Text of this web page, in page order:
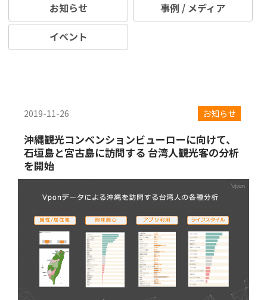
お知らせ
事例 / メディア
イベント
2019-11-26 お知らせ
沖縄観光コンベンションビューローに向けて、
石垣島と宮古島に訪問する 台湾人観光客の分析
を開始